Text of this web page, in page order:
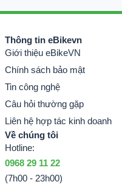
Thông tin eBikevn
Giới thiệu eBikeVN
Chính sách bảo mật
Tin công nghệ
Câu hỏi thường gặp
Liên hệ hợp tác kinh doanh
Về chúng tôi
Hotline:
0968 29 11 22
(7h00 - 23h00)